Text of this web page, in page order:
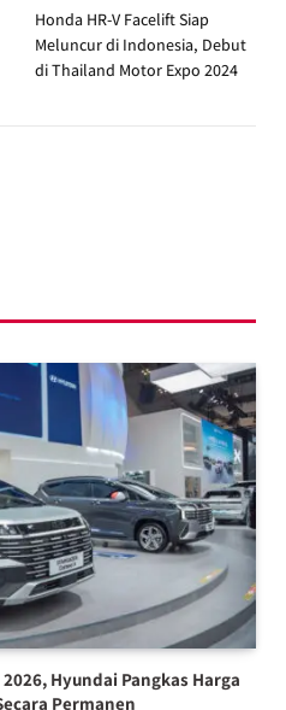
Honda HR-V Facelift Siap
Meluncur di Indonesia, Debut
di Thailand Motor Expo 2024
Hyundai Pangkas Harga
Permanen